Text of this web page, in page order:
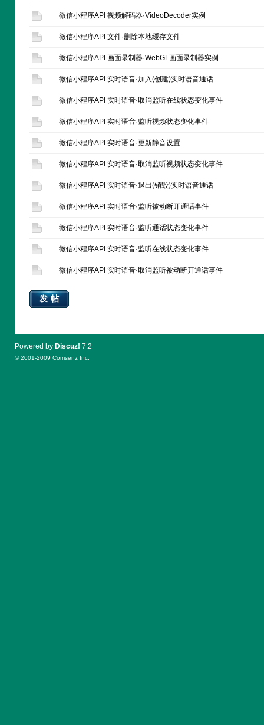
微信小程序API 视频解码器·VideoDecoder实例
微信小程序API 文件·删除本地缓存文件
微信小程序API 画面录制器·WebGL画面录制器实例
微信小程序API 实时语音·加入(创建)实时语音通话
微信小程序API 实时语音·取消监听在线状态变化事件
微信小程序API 实时语音·监听视频状态变化事件
微信小程序API 实时语音·更新静音设置
微信小程序API 实时语音·取消监听视频状态变化事件
微信小程序API 实时语音·退出(销毁)实时语音通话
微信小程序API 实时语音·监听被动断开通话事件
微信小程序API 实时语音·监听通话状态变化事件
微信小程序API 实时语音·监听在线状态变化事件
微信小程序API 实时语音·取消监听被动断开通话事件
发帖
Powered by Discuz! 7.2
© 2001-2009 Comsenz Inc.